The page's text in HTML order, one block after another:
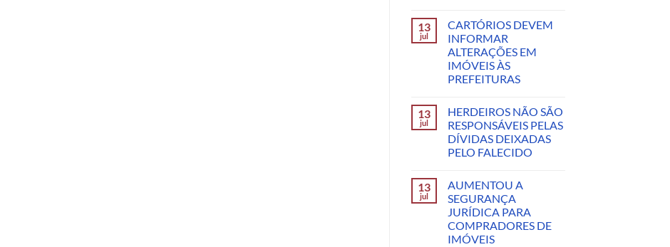
13
jul
CARTÓRIOS DEVEM
INFORMAR
ALTERAÇÕES EM
IMÓVEIS ÀS
PREFEITURAS
13
jul
HERDEIROS NÃO SÃO
RESPONSÁVEIS PELAS
DÍVIDAS DEIXADAS
PELO FALECIDO
13
jul
AUMENTOU A
SEGURANÇA
JURÍDICA PARA
COMPRADORES DE
IMÓVEIS